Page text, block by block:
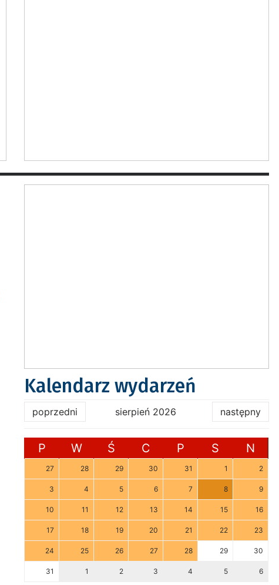
Kalendarz wydarzeń
poprzedni sierpień 2026 następny
P W Ś C P S N
27 28 29 30 31 1 2
3 4 5 6 7 8 9
10 11 12 13 14 15 16
17 18 19 20 21 22 23
24 25 26 27 28 29 30
31 1 2 3 4 5 6